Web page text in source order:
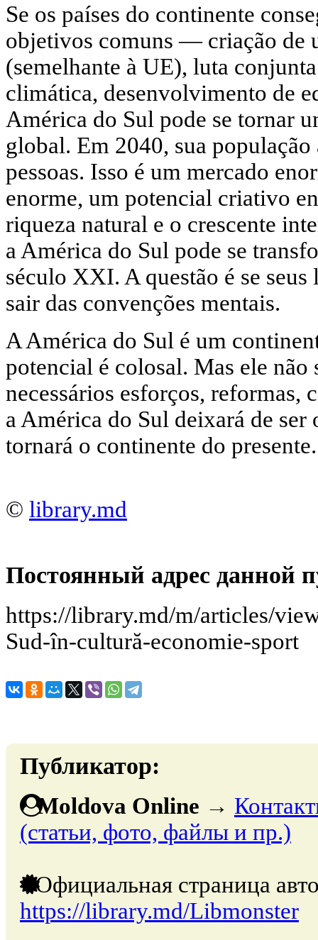
Se os países do continente
objetivos comuns — criação de
(semelhante à UE), luta
climática, desenvolvimento de
América do Sul pode se tornar
global. Em 2040, sua
pessoas. Isso é um mercado
enorme, um potencial criativo
riqueza natural e o crescente
a América do Sul pode se
século XXI. A questão é se
sair das convenções mentais.
A América do Sul é um
potencial é colosal. Mas ele não
necessários esforços, reformas,
a América do Sul deixará de
tornará o continente do presente.
© library.md
Постоянный адрес данной
https://library.md/m/articles/
Sud-în-cultură-economie-sport
Публикатор:
Moldova Online →
(статьи, фото, файлы и пр.)
Официальная страница
https://library.md/Libmonster